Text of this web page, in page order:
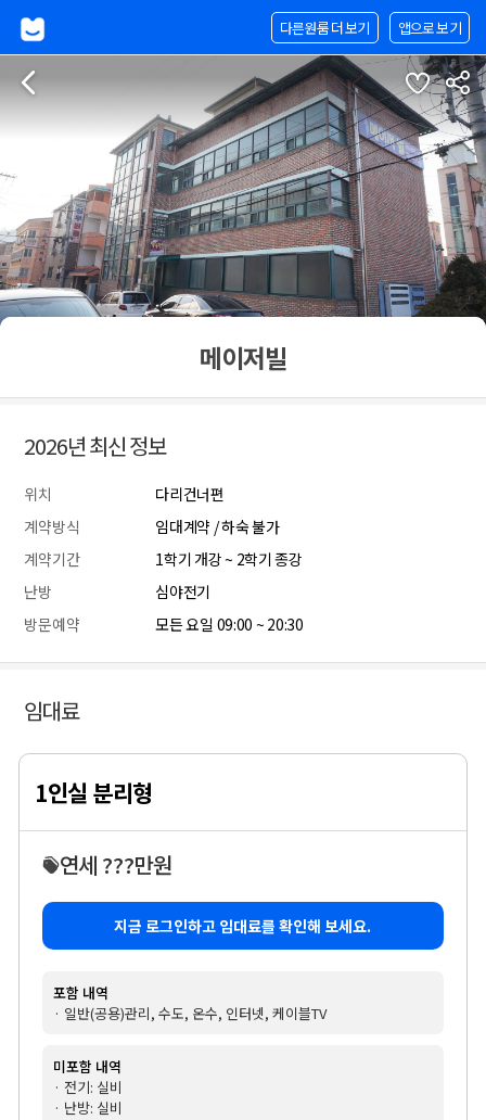
앱으로 보기
다른원룸 더 보기
메이저빌
2026년 최신 정보
위치
다리건너편
계약방식
임대계약 / 하숙 불가
계약기간
1학기 개강 ~ 2학기 종강
난방
심야전기
방문예약
모든 요일 09:00 ~ 20:30
임대료
1인실 분리형
연세 ???만원
지금 로그인하고 임대료를 확인해 보세요.
포함 내역
· 일반(공용)관리, 수도, 온수, 인터넷, 케이블TV
미포함 내역
· 전기: 실비
· 난방: 실비